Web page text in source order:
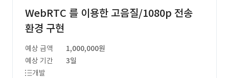
WebRTC 를 이용한 고음질/1080p 전송
환경 구현
예상 금액
1,000,000원
예상 기간
3일
개발